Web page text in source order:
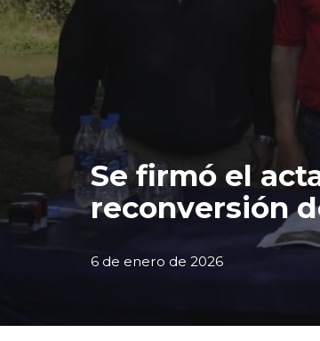
Se firmó el
reconversión
6 de enero de 2026